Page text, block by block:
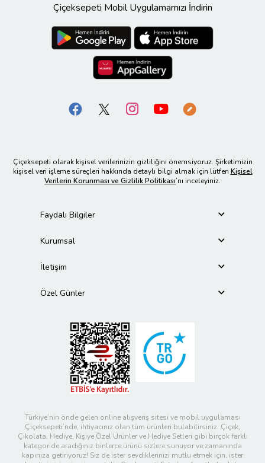
Çiçeksepeti Mobil Uygulamamızı İndirin
Çiçeksepeti olarak kişisel verilerinizin gizliliğini önemsiyoruz. Şirketimizin
kişisel veri işleme süreçleri hakkında detaylı bilgi almak için lütfen Kişisel
Verilerin Korunması ve Gizlilik Politikası’nı inceleyiniz.
Faydalı Bilgiler
Kurumsal
İletişim
Özel Günler
Türkiye’nin önde gelen online alışveriş sitesi ve mobil uygulaması
Çiçeksepeti’nde, ihtiyacınız olan tüm ürünleri bulabilirsiniz. Çiçek,
Çikolata, Hediye, Kişiye Özel Ürünler ve Hediye Setleri gibi birçok farklı
kategoride aradığınız binlerce ürünü sizlere sunuyor ve zamanında
kapınıza getiriyoruz! Siz de ister sevdiklerinizi mutlu etmek için, ister